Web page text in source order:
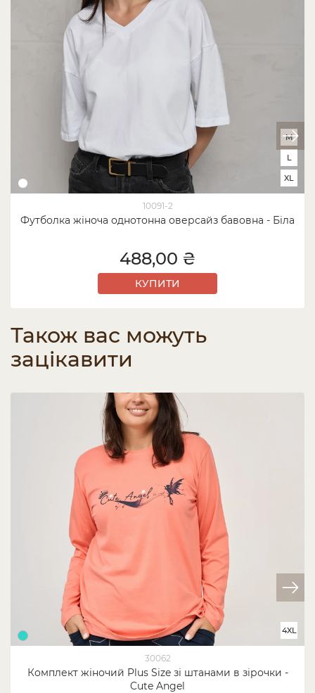
10091-2
Футболка жіноча однотонна оверсайз бавовна - Біла
M
L
XL
488,00 ₴
КУПИТИ
Також вас можуть
зацікавити
30062
Комплект жіночий Plus Size зі штанами в зірочки -
Cute Angel
4XL